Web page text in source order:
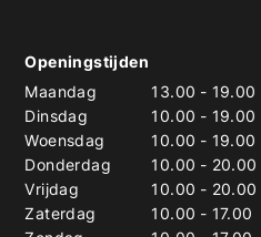
Openingstijden
Maandag
13.00 - 19.00
Dinsdag
10.00 - 19.00
Woensdag
10.00 - 19.00
Donderdag
10.00 - 20.00
Vrijdag
10.00 - 20.00
Zaterdag
10.00 - 17.00